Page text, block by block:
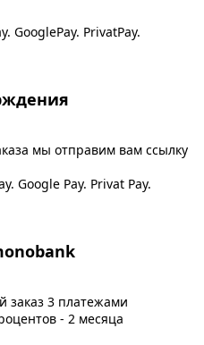
GooglePay. PrivatPay.
мы отправим вам ссылку
Google Pay. Privat Pay.
заказ 3 платежами
- 2 месяца